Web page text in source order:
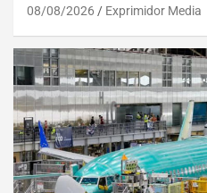
08/08/2026 Exprimidor Media